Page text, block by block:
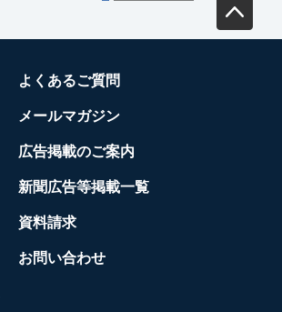
よくあるご質問
メールマガジン
広告掲載のご案内
新聞広告等掲載一覧
資料請求
お問い合わせ